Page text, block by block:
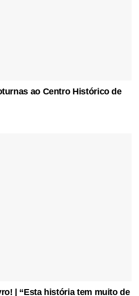
ao Centro Histórico de
| “Esta história tem muito de